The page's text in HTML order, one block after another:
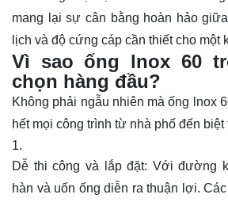
mang lại sự cân bằng hoàn hảo
lịch và độ cứng cáp cần thiết cho một
Vì sao ống lnox 60
chọn hàng đầu?
Không phải ngẫu nhiên màống lnox
hết mọi công trình từ nhà phố đến
Dễ thi công và lắp đặt: Với đường
hàn và uốn ống diễn ra thuận lợi.